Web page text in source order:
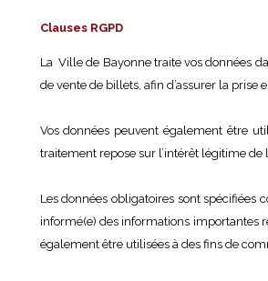
Clauses RGPD
La Ville de Bayonne traite vos données
de vente de billets, afin d’assurer la prise
Vos données peuvent également être
traitement repose sur l’intérêt légitime
Les données obligatoires sont spécifiées
informé(e) des informations importantes
également être utilisées à des fins de